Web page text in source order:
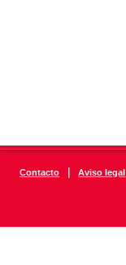
Contacto | Aviso legal